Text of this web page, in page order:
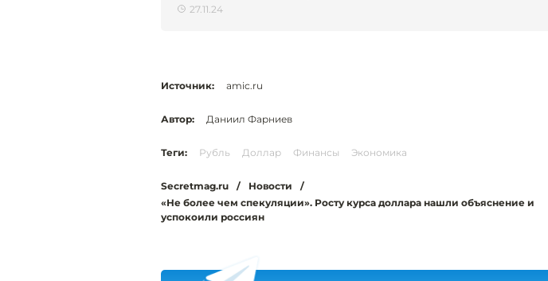
27.11.24
Источник: amic.ru
Автор: Даниил Фарниев
Теги: Рубль Доллар Финансы Экономика
Secretmag.ru / Новости
/
«Не более чем спекуляции». Росту курса доллара нашли объяснение и
успокоили россиян